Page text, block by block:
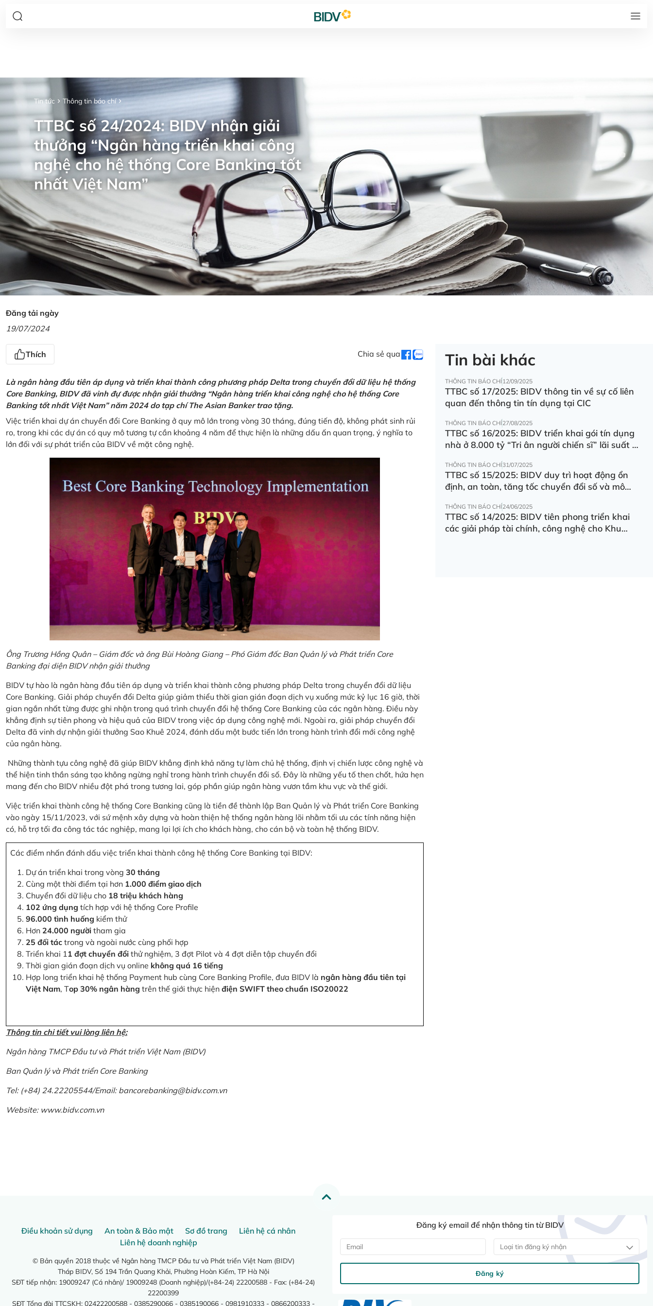
Tin tức Thông tin báo chí
TTBC số 24/2024: BIDV nhận giải
thưởng “Ngân hàng triển khai công
nghệ cho hệ thống Core Banking tốt
nhất Việt Nam”
Đăng tải ngày
19/07/2024
Thích Chia sẻ qua
Là ngân hàng đầu tiên áp dụng và triển khai thành công phương pháp Delta trong chuyển đổi dữ liệu hệ thống
Core Banking, BIDV đã vinh đự được nhận giải thưởng “Ngân hàng triển khai công nghệ cho hệ thống Core
Banking tốt nhất Việt Nam” năm 2024 do tạp chí The Asian Banker trao tặng.
Việc triển khai dự án chuyển đổi Core Banking ở quy mô lớn trong vòng 30 tháng, đúng tiến độ, không phát sinh rủi
ro, trong khi các dự án có quy mô tương tự cần khoảng 4 năm để thực hiện là những dấu ấn quan trọng, ý nghĩa to
lớn đối với sự phát triển của BIDV về mặt công nghệ.
Ông Trương Hồng Quân – Giám đốc và ông Bùi Hoàng Giang – Phó Giám đốc Ban Quản lý và Phát triển Core
Banking đại diện BIDV nhận giải thưởng
BIDV tự hào là ngân hàng đầu tiên áp dụng và triển khai thành công phương pháp Delta trong chuyển đổi dữ liệu
Core Banking. Giải pháp chuyển đổi Delta giúp giảm thiểu thời gian gián đoạn dịch vụ xuống mức kỷ lục 16 giờ, thời
gian ngắn nhất từng được ghi nhận trong quá trình chuyển đổi hệ thống Core Banking của các ngân hàng. Điều này
khẳng định sự tiên phong và hiệu quả của BIDV trong việc áp dụng công nghệ mới. Ngoài ra, giải pháp chuyển đổi
Delta đã vinh dự nhận giải thưởng Sao Khuê 2024, đánh dấu một bước tiến lớn trong hành trình đổi mới công nghệ
của ngân hàng.
Những thành tựu công nghệ đã giúp BIDV khẳng định khả năng tự làm chủ hệ thống, định vị chiến lược công nghệ và
thể hiện tinh thần sáng tạo không ngừng nghỉ trong hành trình chuyển đổi số. Đây là những yếu tố then chốt, hứa hẹn
mang đến cho BIDV nhiều đột phá trong tương lai, góp phần giúp ngân hàng vươn tầm khu vực và thế giới.
Việc triển khai thành công hệ thống Core Banking cũng là tiền đề thành lập Ban Quản lý và Phát triển Core Banking
vào ngày 15/11/2023, với sứ mệnh xây dựng và hoàn thiện hệ thống ngân hàng lõi nhằm tối ưu các tính năng hiện
có, hỗ trợ tối đa công tác tác nghiệp, mang lại lợi ích cho khách hàng, cho cán bộ và toàn hệ thống BIDV.
Các điểm nhấn đánh dấu việc triển khai thành công hệ thống Core Banking tại BIDV:
Dự án triển khai trong vòng 30 tháng
Cùng một thời điểm tại hơn 1.000 điểm giao dịch
Chuyển đổi dữ liệu cho 18 triệu khách hàng
102 ứng dụng tích hợp với hệ thống Core Profile
96.000 tình huống kiểm thử
Hơn 24.000 người tham gia
25 đối tác trong và ngoài nước cùng phối hợp
Triển khai 11 đợt chuyển đổi thử nghiệm, 3 đợt Pilot và 4 đợt diễn tập chuyển đổi
Thời gian gián đoạn dịch vụ online không quá 16 tiếng
Hợp long triển khai hệ thống Payment hub cùng Core Banking Profile, đưa BIDV là ngân hàng đầu tiên tại
Việt Nam, Top 30% ngân hàng trên thế giới thực hiện điện SWIFT theo chuẩn ISO20022
Thông tin chi tiết vui lòng liên hệ:
Ngân hàng TMCP Đầu tư và Phát triển Việt Nam (BIDV)
Ban Quản lý và Phát triển Core Banking
Tel: (+84) 24.22205544/Email: bancorebanking@bidv.com.vn
Website: www.bidv.com.vn
Tin bài khác
THÔNG TIN BÁO CHÍ12/09/2025
TTBC số 17/2025: BIDV thông tin về sự cố liên
quan đến thông tin tín dụng tại CIC
THÔNG TIN BÁO CHÍ27/08/2025
TTBC số 16/2025: BIDV triển khai gói tín dụng
nhà ở 8.000 tỷ “Tri ân người chiến sĩ” lãi suất ưu
THÔNG TIN BÁO CHÍ31/07/2025
TTBC số 15/2025: BIDV duy trì hoạt động ổn
định, an toàn, tăng tốc chuyển đổi số và mô
THÔNG TIN BÁO CHÍ24/06/2025
TTBC số 14/2025: BIDV tiên phong triển khai
các giải pháp tài chính, công nghệ cho Khu
Điều khoản sử dụng An toàn & Bảo mật Sơ đồ trang
Liên hệ cá nhân
Liên hệ doanh nghiệp
© Bản quyền 2018 thuộc về Ngân hàng TMCP Đầu tư và Phát triển Việt Nam (BIDV)
Tháp BIDV, Số 194 Trần Quang Khải, Phường Hoàn Kiếm, TP Hà Nội
SĐT tiếp nhận: 19009247 (Cá nhân)/ 19009248 (Doanh nghiệp)/(+84-24) 22200588 - Fax: (+84-24)
22200399
SĐT Tổng đài TTCSKH: 02422200588 - 0385290066 - 0385190066 - 0981910333 - 0866200333 -
Đăng ký email để nhận thông tin từ BIDV
Loại tin đăng ký nhận
Đăng ký